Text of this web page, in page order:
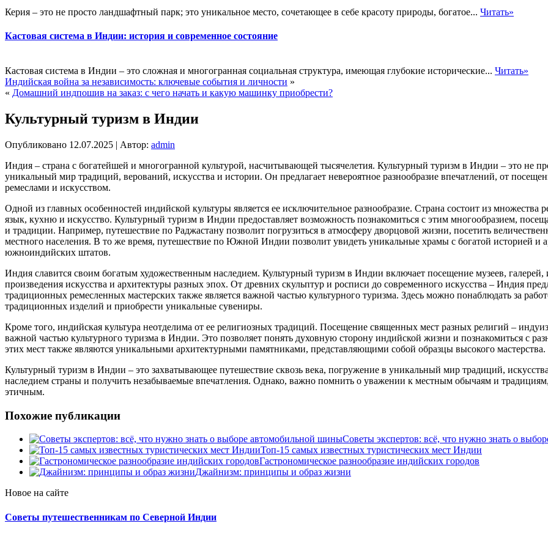
Керия – это не просто ландшафтный парк; это уникальное место, сочетающее в себе красоту природы, богатое... Читать»
Кастовая система в Индии: история и современное состояние
Кастовая система в Индии – это сложная и многогранная социальная структура, имеющая глубокие исторические... Читать»
Индийская война за независимость: ключевые события и личности »
« Домашний индпошив на заказ: с чего начать и какую машинку приобрести?
Культурный туризм в Индии
Опубликовано 12.07.2025 | Автор: admin
Индия – страна с богатейшей и многогранной культурой, насчитывающей тысячелетия. Культурный туризм в Индии – это не
уникальный мир традиций, верований, искусства и истории. Он предлагает невероятное разнообразие впечатлений, от
ремеслами и искусством.
Одной из главных особенностей индийской культуры является ее исключительное разнообразие. Страна состоит из
язык, кухню и искусство. Культурный туризм в Индии предоставляет возможность познакомиться с этим многообразием,
и традиции. Например, путешествие по Раджастану позволит погрузиться в атмосферу дворцовой жизни, посетить
местного населения. В то же время, путешествие по Южной Индии позволит увидеть уникальные храмы с богатой историей и
южноиндийских штатов.
Индия славится своим богатым художественным наследием. Культурный туризм в Индии включает посещение музеев,
произведения искусства и архитектуры разных эпох. От древних скульптур и росписи до современного искусства – Индия
традиционных ремесленных мастерских также является важной частью культурного туризма. Здесь можно понаблюдать за
традиционных изделий и приобрести уникальные сувениры.
Кроме того, индийская культура неотделима от ее религиозных традиций. Посещение священных мест разных религий –
важной частью культурного туризма в Индии. Это позволяет понять духовную сторону индийской жизни и познакомиться с
этих мест также являются уникальными архитектурными памятниками, представляющими собой образцы высокого мастерства.
Культурный туризм в Индии – это захватывающее путешествие сквозь века, погружение в уникальный мир традиций,
наследием страны и получить незабываемые впечатления. Однако, важно помнить о уважении к местным обычаям и
этичным.
Похожие публикации
Советы экспертов: всё, что нужно знать о
Топ-15 самых известных туристических мест Индии
Гастрономическое разнообразие индийских городов
Джайнизм: принципы и образ жизни
Новое на сайте
Советы путешественникам по Северной Индии